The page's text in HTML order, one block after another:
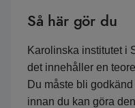
Så här gör du
Karolinska institutet i
det innehåller en
Du måste bli
innan du kan göra